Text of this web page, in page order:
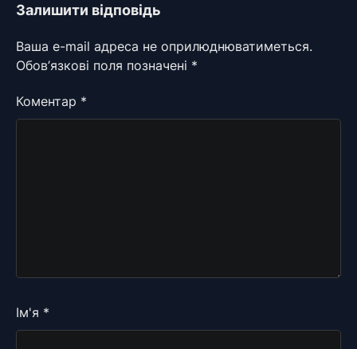
Залишити відповідь
Ваша e-mail адреса не оприлюднюватиметься.
Обов’язкові поля позначені *
Коментар *
Ім'я *